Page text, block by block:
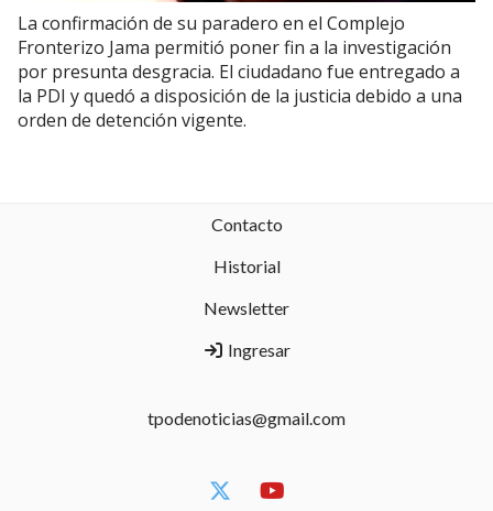
La confirmación de su paradero en el Complejo
Fronterizo Jama permitió poner fin a la investigación
por presunta desgracia. El ciudadano fue entregado a
la PDI y quedó a disposición de la justicia debido a una
orden de detención vigente.
Contacto
Historial
Newsletter
Ingresar
tpodenoticias@gmail.com